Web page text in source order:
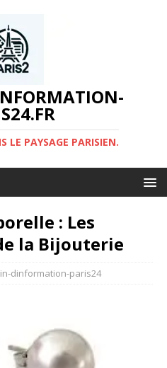
LE PAYSAGE PARISIEN.
: Les
la Bijouterie
dinformation-paris24